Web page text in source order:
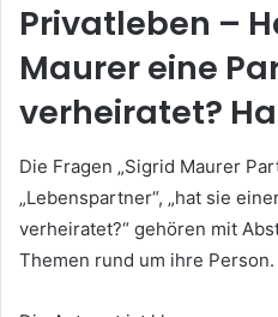
Privatleben –
Maurer eine
verheiratet?
Die Fragen „Sigrid Maurer
„Lebenspartner“, „hat sie
verheiratet?“ gehören mit
Themen rund um ihre Person.